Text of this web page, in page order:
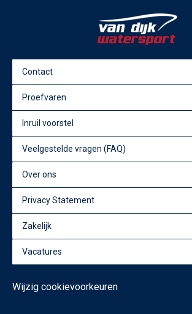
Contact
Proefvaren
Inruil voorstel
Veelgestelde vragen (FAQ)
Over ons
Privacy Statement
Zakelijk
Vacatures
Wijzig cookievoorkeuren